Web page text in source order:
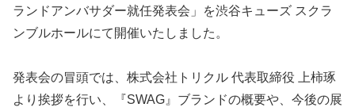
ランドアンバサダー就任発表会」を渋谷キューズ スクラ
ンブルホールにて開催いたしました。
発表会の冒頭では、株式会社トリクル 代表取締役 上柿琢
より挨拶を行い、『SWAG』ブランドの概要や、今後の展